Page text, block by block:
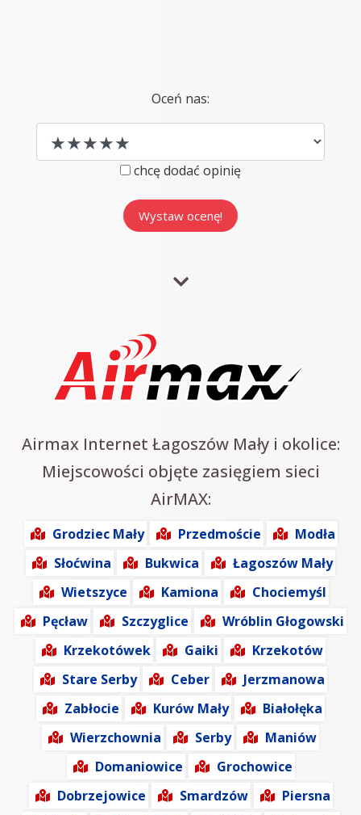
Oceń nas:
chcę dodać opinię
Airmax Internet Łagoszów Mały i okolice:
Miejscowości objęte zasięgiem sieci
AirMAX:
Grodziec Mały Przedmoście
Modła
Słoćwina
Bukwica
Łagoszów Mały
Wietszyce
Kamiona
Chociemyśl
Pęcław
Szczyglice
Wróblin Głogowski
Krzekotówek
Gaiki
Krzekotów
Stare Serby
Ceber
Jerzmanowa
Zabłocie
Kurów Mały
Białołęka
Wierzchownia
Serby
Maniów
Domaniowice
Grochowice
Dobrzejowice
Smardzów
Piersna